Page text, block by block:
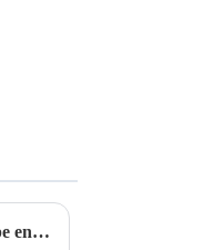
De quel budget ai-je besoin pour personnaliser une marque de vape en provenance de Chine